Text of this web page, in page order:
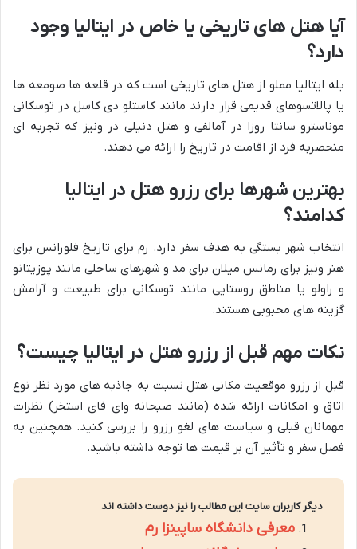
آیا هتل های تاریخی یا خاص در ایتالیا وجود
دارد؟
بله ایتالیا مملو از هتل های تاریخی است که در قلعه ها صومعه ها
یا پالاتسوهای قدیمی قرار دارند مانند کاستلو دی کاسل در توسکانی
موناسترو سانتا روزا در آمالفی و هتل دنیلی در ونیز که تجربه ای
منحصربه فرد از اقامت در تاریخ را ارائه می دهند.
بهترین شهرها برای رزرو هتل در ایتالیا
کدامند؟
انتخاب شهر بستگی به هدف سفر دارد. رم برای تاریخ فلورانس برای
هنر ونیز برای رمانس میلان برای مد و شهرهای ساحلی مانند پوزیتانو
و راولو یا مناطق روستایی مانند توسکانی برای طبیعت و آرامش
گزینه های محبوبی هستند.
نکات مهم قبل از رزرو هتل در ایتالیا چیست؟
قبل از رزرو موقعیت مکانی هتل نسبت به جاذبه های مورد نظر نوع
اتاق و امکانات ارائه شده (مانند صبحانه وای فای استخر) نظرات
مهمانان قبلی و سیاست های لغو رزرو را بررسی کنید. همچنین به
فصل سفر و تأثیر آن بر قیمت ها توجه داشته باشید.
دیگر کاربران سایت این مطالب را نیز دوست داشته اند
معرفی دانشگاه ساپینزا رم